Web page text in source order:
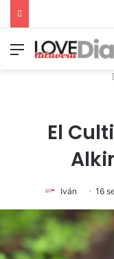
Menú
El
Iván 16